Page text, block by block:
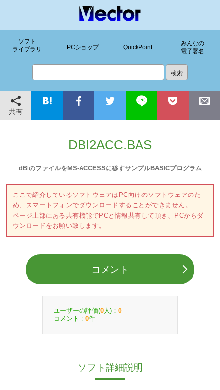
ソフト
ライブラリ
PCショップ QuickPoint
みんなの
電子署名
共有
DBI2ACC.BAS
dBIのファイルをMS-ACCESSに移すサンプルBASICプログラム
ここで紹介しているソフトウェアはPC向けのソフトウェアのた
め、スマートフォンでダウンロードすることができません。
ページ上部にある共有機能でPCと情報共有して頂き、PCからダ
ウンロードをお願い致します。
コメント
ユーザーの評価(0 人)： 0
コメント： 0件
ソフト詳細説明